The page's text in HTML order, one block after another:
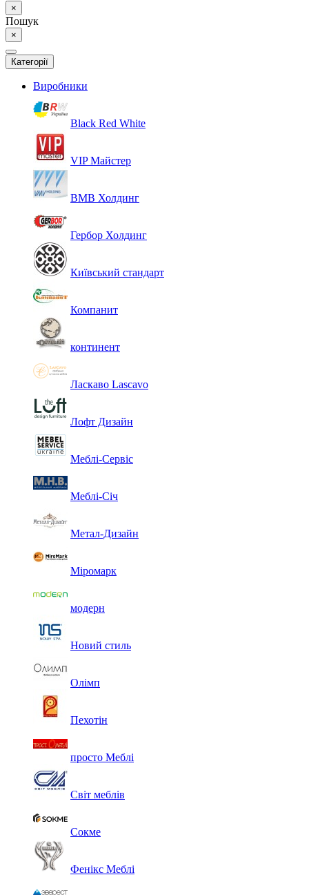
×
Пошук
×
Категорії
Виробники
Black Red White
VIP Майстер
ВМВ Холдинг
Гербор Холдинг
Київський стандарт
Компанит
континент
Ласкаво Lascavo
Лофт Дизайн
Меблі-Сервіс
Меблі-Січ
Метал-Дизайн
Міромарк
модерн
Новий стиль
Олімп
Пехотін
просто Меблі
Світ меблів
Сокме
Фенікс Меблі